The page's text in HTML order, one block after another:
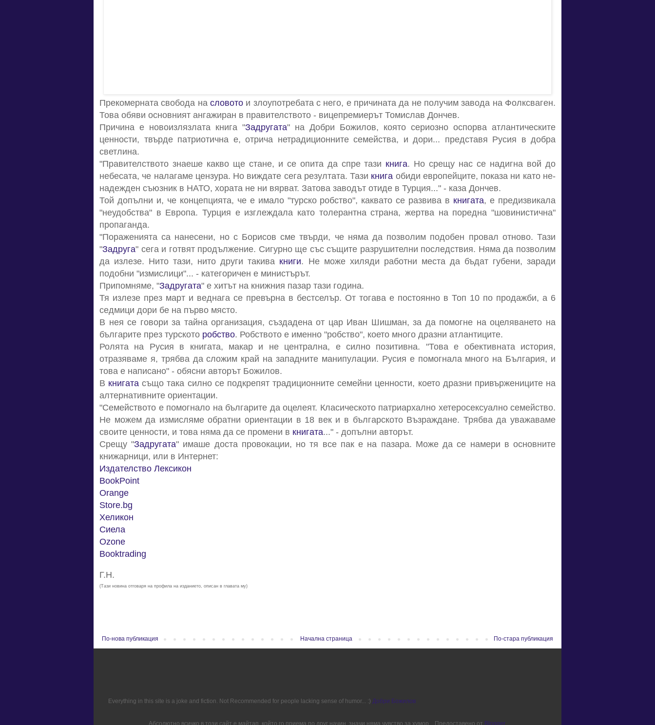
Прекомерната свобода на словото и злоупотребата с него, е причината да не получим завода на Фолксваген.
Това обяви основният ангажиран в правителството - вицепремиерът Томислав Дончев.
Причина е новоизлязлата книга "Задругата" на Добри Божилов, която сериозно оспорва атлантическите
ценности, твърде патриотична е, отрича нетрадиционните семейства, и дори... представя Русия в добра
светлина.
"Правителството знаеше какво ще стане, и се опита да спре тази книга. Но срещу нас се надигна вой до
небесата, че налагаме цензура. Но виждате сега резултата. Тази книга обиди европейците, показа ни като не-
надежден съюзник в НАТО, хората не ни вярват. Затова заводът отиде в Турция..." - каза Дончев.
Той допълни и, че концепцията, че е имало "турско робство", каквато се развива в книгата, е предизвикала
"неудобства" в Европа. Турция е изглеждала като толерантна страна, жертва на поредна "шовинистична"
пропаганда.
"Пораженията са нанесени, но с Борисов сме твърди, че няма да позволим подобен провал отново. Тази
"Задруга" сега и готвят продължение. Сигурно ще със същите разрушителни последствия. Няма да позволим
да излезе. Нито тази, нито други такива книги. Не може хиляди работни места да бъдат губени, заради
подобни "измислици"... - категоричен е министърът.
Припомняме, "Задругата" е хитът на книжния пазар тази година.
Тя излезе през март и веднага се превърна в бестселър. От тогава е постоянно в Топ 10 по продажби, а 6
седмици дори бе на първо място.
В нея се говори за тайна организация, създадена от цар Иван Шишман, за да помогне на оцеляването на
българите през турското робство. Робството е именно "робство", което много дразни атлантиците.
Ролята на Русия в книгата, макар и не централна, е силно позитивна. "Това е обективната история,
отразяваме я, трябва да сложим край на западните манипулации. Русия е помогнала много на България, и
това е написано" - обясни авторът Божилов.
В книгата също така силно се подкрепят традиционните семейни ценности, което дразни привържениците на
алтернативните ориентации.
"Семейството е помогнало на българите да оцелеят. Класическото патриархално хетеросексуално семейство.
Не можем да измисляме обратни ориентации в 18 век и в българското Възраждане. Трябва да уважаваме
своите ценности, и това няма да се промени в книгата..." - допълни авторът.
Срещу "Задругата" имаше доста провокации, но тя все пак е на пазара. Може да се намери в основните
книжарници, или в Интернет:
Издателство Лексикон
BookPoint
Orange
Store.bg
Хеликон
Сиела
Ozone
Booktrading
Г.Н.
(Тази новина отговаря на профила на изданието, описан в главата му)
По-нова публикация По-стара публикация
Начална страница
Everything in this site is a joke and fiction. Not Recommended for people lacking sense of humor... :) Добри Божилов